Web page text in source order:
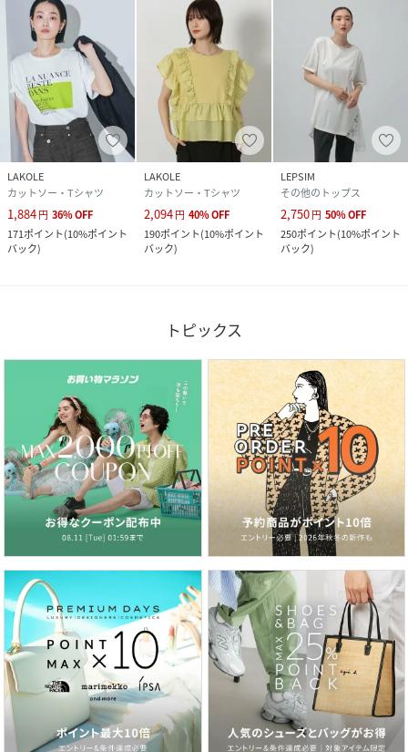
LAKOLE
カットソー・Tシャツ
1,884円 36%OFF
171ポイント(10%ポイント
バック)
LAKOLE
カットソー・Tシャツ
2,094円 40%OFF
190ポイント(10%ポイント
バック)
LEPSIM
その他のトップス
2,750円 50%OFF
250ポイント(10%ポイント
バック)
トピックス